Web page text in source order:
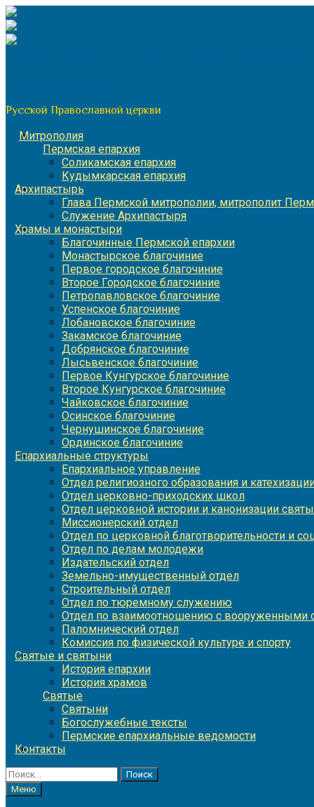
Перейти
к
содержимому
Русской Православной церкви
Митрополия
Пермская епархия
Соликамская епархия
Кудымкарская епархия
Архипастырь
Глава Пермской митрополии, митрополит
Служение Архипастыря
Храмы и монастыри
Благочинные Пермской епархии
Монастырское благочиние
Первое городское благочиние
Второе Городское благочиние
Петропавловское благочиние
Успенское благочиние
Лобановское благочиние
Закамское благочиние
Добрянское благочиние
Лысьвенское благочиние
Первое Кунгурское благочиние
Второе Кунгурское благочиние
Чайковское благочиние
Осинское благочиние
Чернушинское благочиние
Ординское благочиние
Епархиальные структуры
Епархиальное управление
Отдел религиозного образования и
Отдел церковно-приходских школ
Отдел церковной истории и канонизации
Миссионерский отдел
Отдел по церковной благотворительности и
Отдел по делам молодежи
Издательский отдел
Земельно-имущественный отдел
Строительный отдел
Отдел по тюремному служению
Отдел по взаимоотношению с вооруженными
Паломнический отдел
Комиссия по физической культуре и спорту
Святые и святыни
История епархии
История храмов
Святые
Святыни
Богослужебные тексты
Пермские епархиальные ведомости
Контакты
Найти:
Меню